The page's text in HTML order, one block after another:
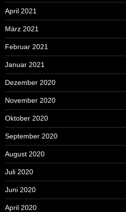
April 2021
März 2021
Februar 2021
Januar 2021
Dezember 2020
November 2020
Oktober 2020
September 2020
August 2020
Juli 2020
Juni 2020
April 2020